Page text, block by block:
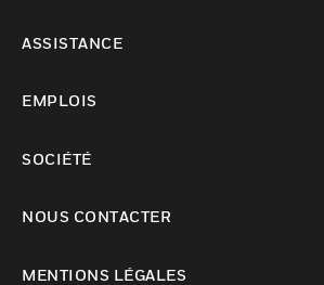
ASSISTANCE
EMPLOIS
SOCIÉTÉ
NOUS CONTACTER
MENTIONS LÉGALES